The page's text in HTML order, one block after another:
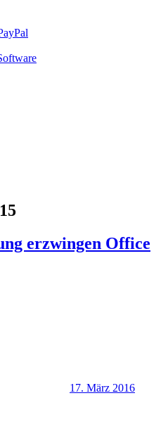
erzwingen Office
17. März 2016